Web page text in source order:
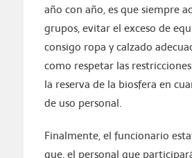
año con año, es que siempre
grupos, evitar el exceso de
consigo ropa y calzado
como respetar las
la reserva de la biosfera en
de uso personal.
Finalmente, el funcionario
que, el personal que